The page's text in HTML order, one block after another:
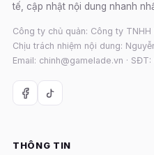
tế, cập nhật nội dung nhanh
Công ty chủ quản: Công ty
Chịu trách nhiệm nội dung:
Email: chinh@gamelade.vn ·
THÔNG TIN